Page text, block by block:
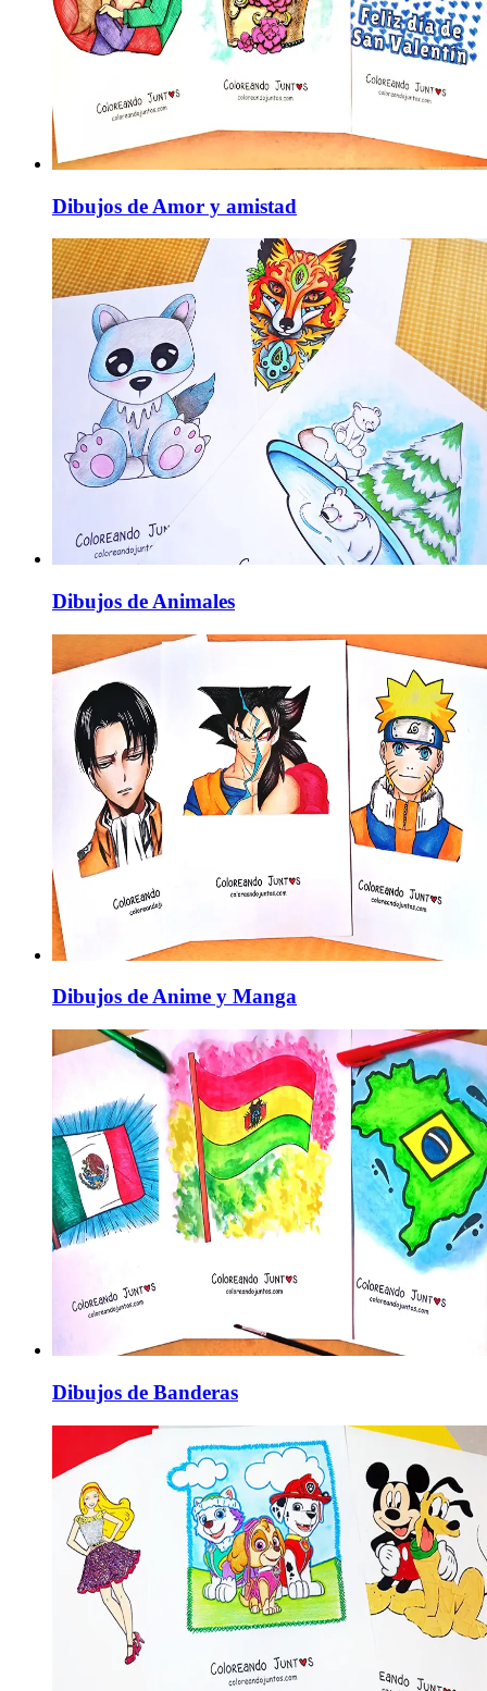
Dibujos de Amor y amistad
Dibujos de Animales
Dibujos de Anime y Manga
Dibujos de Banderas